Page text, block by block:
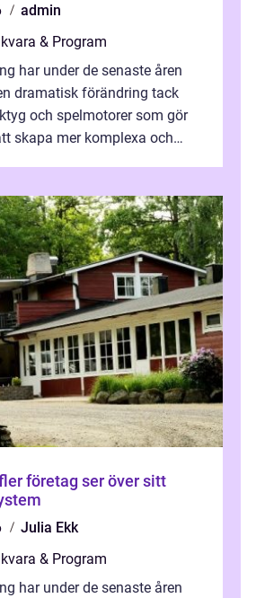
admin
& Program
har under de senaste åren
dramatisk förändring tack
och spelmotorer som gör
skapa mer komplexa och
företag ser över sitt
Julia Ekk
& Program
har under de senaste åren